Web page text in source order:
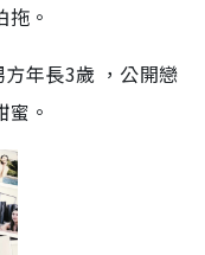
。
年長3歲 ，公開戀
。